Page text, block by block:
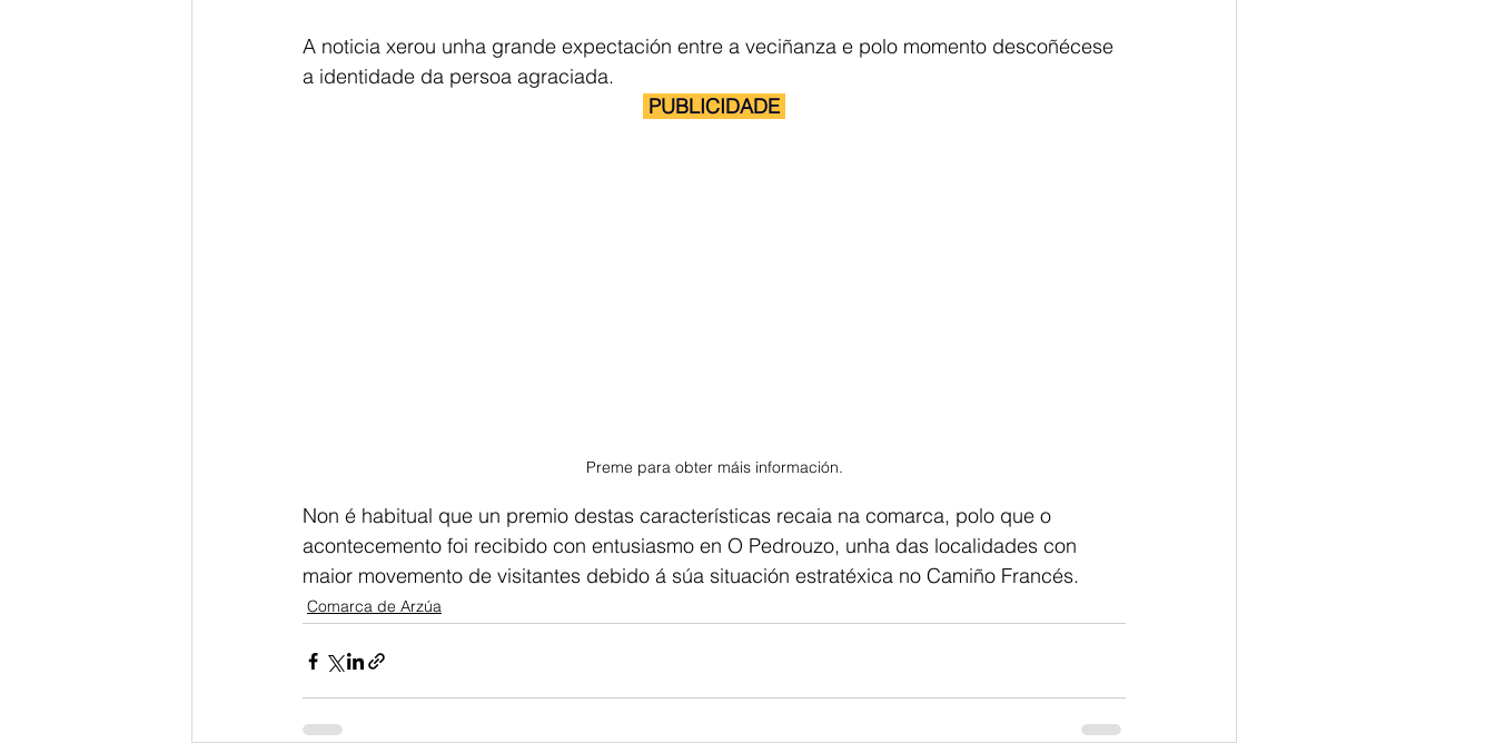
A noticia xerou unha grande expectación entre a veciñanza e polo momento descoñécese
a identidade da persoa agraciada.
PUBLICIDADE
Preme para obter máis información.
Non é habitual que un premio destas características recaia na comarca, polo que o
acontecemento foi recibido con entusiasmo en O Pedrouzo, unha das localidades con
maior movemento de visitantes debido á súa situación estratéxica no Camiño Francés.
Comarca de Arzúa